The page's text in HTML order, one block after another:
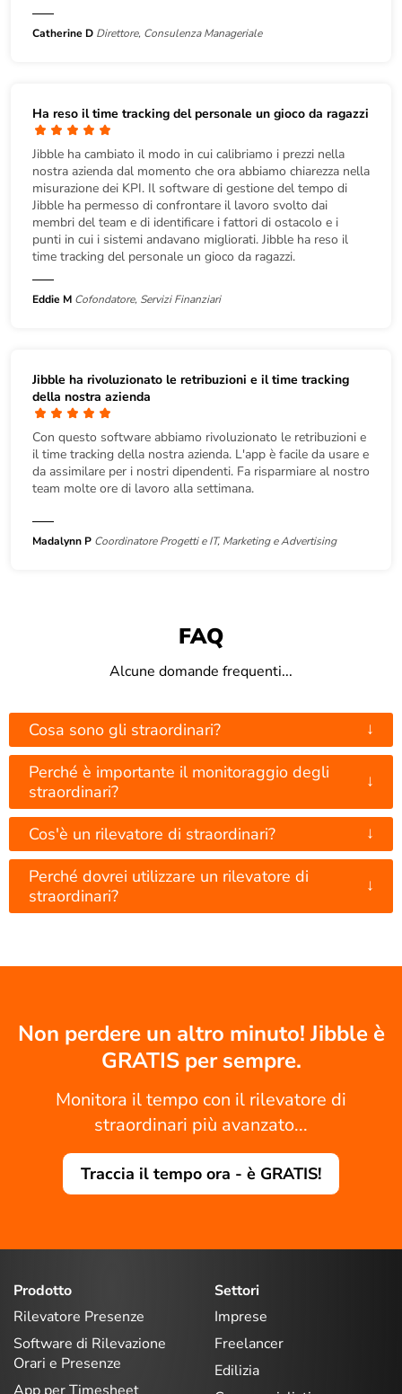
Catherine D Direttore, Consulenza Manageriale
Ha reso il time tracking del personale un gioco da ragazzi
Jibble ha cambiato il modo in cui calibriamo i prezzi nella
nostra azienda dal momento che ora abbiamo chiarezza nella
misurazione dei KPI. Il software di gestione del tempo di
Jibble ha permesso di confrontare il lavoro svolto dai
membri del team e di identificare i fattori di ostacolo e i
punti in cui i sistemi andavano migliorati. Jibble ha reso il
time tracking del personale un gioco da ragazzi.
Eddie M Cofondatore, Servizi Finanziari
Jibble ha rivoluzionato le retribuzioni e il time tracking
della nostra azienda
Con questo software abbiamo rivoluzionato le retribuzioni e
il time tracking della nostra azienda. L'app è facile da usare e
da assimilare per i nostri dipendenti. Fa risparmiare al nostro
team molte ore di lavoro alla settimana.
Madalynn P Coordinatore Progetti e IT, Marketing e Advertising
FAQ
Alcune domande frequenti...
Cosa sono gli straordinari? ↓
Perché è importante il monitoraggio degli
straordinari?
↓
Cos'è un rilevatore di straordinari? ↓
Perché dovrei utilizzare un rilevatore di
straordinari?
↓
Non perdere un altro minuto! Jibble è
GRATIS per sempre.
Monitora il tempo con il rilevatore di
straordinari più avanzato...
Traccia il tempo ora - è GRATIS!
Prodotto
Rilevatore Presenze
Software di Rilevazione
Orari e Presenze
Settori
Imprese
Freelancer
Edilizia